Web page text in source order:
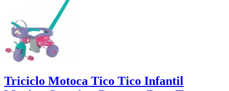
Triciclo Motoca Tico Tico Infantil